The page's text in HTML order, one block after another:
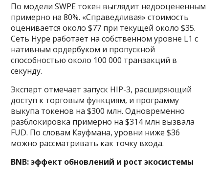
По модели SWPE токен выглядит недооцененным
примерно на 80%. «Справедливая» стоимость
оценивается около $77 при текущей около $35.
Сеть Hype работает на собственном уровне L1 с
нативным ордербуком и пропускной
способностью около 100 000 транзакций в
секунду.
Эксперт отмечает запуск HIP-3, расширяющий
доступ к торговым функциям, и программу
выкупа токенов на $300 млн. Одновременно
разблокировка примерно на $314 млн вызвала
FUD. По словам Кауфмана, уровни ниже $36
можно рассматривать как точку входа.
BNB: эффект обновлений и рост экосистемы